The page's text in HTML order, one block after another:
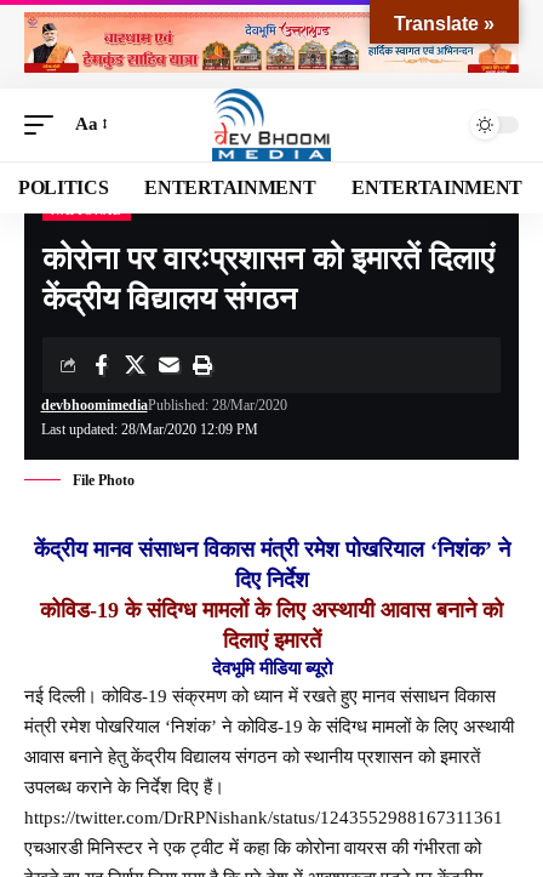
Aa
POLITICS ENTERTAINMENT ENTERTAINMENT
Devbhoomi Media>Blog> NATIONAL>कोरोना पर वारःप्रशासन को इमारतें दिलाएं केंद्रीय विद्यालय संगठन
कोरोना पर वारःप्रशासन को इमारतें दिलाएं
केंद्रीय विद्यालय संगठन
Last updated: 28/Mar/2020 12:09 PM
devbhoomimediaPublished: 28/Mar/2020
File Photo
केंद्रीय मानव संसाधन विकास मंत्री रमेश पोखरियाल ‘निशंक’ ने
दिए निर्देश
कोविड-19 के संदिग्ध मामलों के लिए अस्थायी आवास बनाने को
दिलाएं इमारतें
देवभूमि मीडिया ब्यूरो
नई दिल्ली। कोविड-19 संक्रमण को ध्यान में रखते हुए मानव संसाधन विकास
मंत्री रमेश पोखरियाल ‘निशंक’ ने कोविड-19 के संदिग्ध मामलों के लिए अस्थायी
आवास बनाने हेतु केंद्रीय विद्यालय संगठन को स्थानीय प्रशासन को इमारतें
उपलब्ध कराने के निर्देश दिए हैं।
https://twitter.com/DrRPNishank/status/1243552988167311361
एचआरडी मिनिस्टर ने एक ट्वीट में कहा कि कोरोना वायरस की गंभीरता को
Translate »